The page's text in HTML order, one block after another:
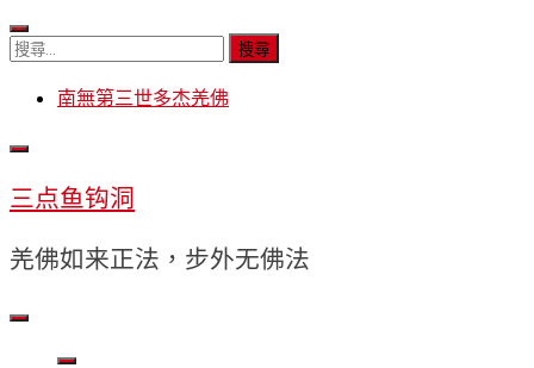
Skip
to
content
搜
南無第三世多杰羌佛
三点鱼钩洞
羌佛如来正法，步外无佛法